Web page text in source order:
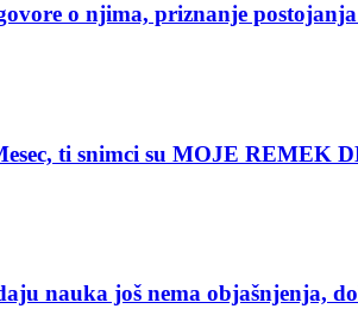
o njima, priznanje
ti snimci su MOJE REMEK
nauka još nema objašnjenja,